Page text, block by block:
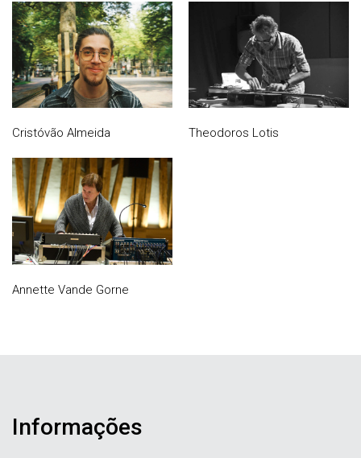
Cristóvão Almeida Theodoros Lotis
Annette Vande Gorne
Informações